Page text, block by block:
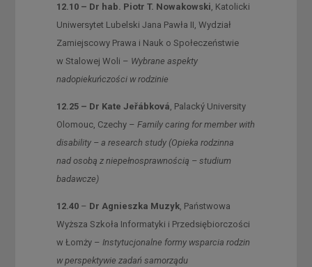
12.10 – Dr hab. Piotr T. Nowakowski , Katolicki
Uniwersytet Lubelski Jana Pawła II, Wydział
Zamiejscowy Prawa i Nauk o Społeczeństwie
w Stalowej Woli – Wybrane aspekty
nadopiekuńczości w rodzinie
12.25 – Dr Kate Jeřábková , Palacký University
Olomouc, Czechy – Family caring for member with
disability – a research study (Opieka rodzinna
nad osobą z niepełnosprawnością – studium
badawcze)
12.40– Dr Agnieszka Muzyk, Państwowa
Wyższa Szkoła Informatyki i Przedsiębiorczości
w Łomży – Instytucjonalne formy wsparcia rodzin
w perspektywie zadań samorządu